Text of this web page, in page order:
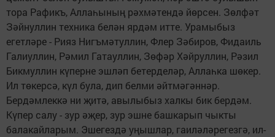
тора Рафикъ, Аллаһының рәхмәтендә йөрсен. Зөлфәт
Зәйнуллин техника белән ярдәм итте. Урамыбыз
егетләре - Рияз Нигъмәтуллин, Флер Зәбиров, Фидаиль
Галиуллин, Рәмил Гатауллин, Зөфәр Хәйруллин, Рәзил
Бикмуллин күперне эшләп бетерделәр, Аллаһка шөкер.
Ил төкерсә, күл була, дип белми әйт­мәгәннәр.
Бердәмлеккә ни җитә, авылыбыз халкы бик бердәм.
Күпер салу - зур әҗер, зур эшне башкарып чыкты
балакайларым. Эшегездә уңышлар, гаиләләрегезгә, ил-